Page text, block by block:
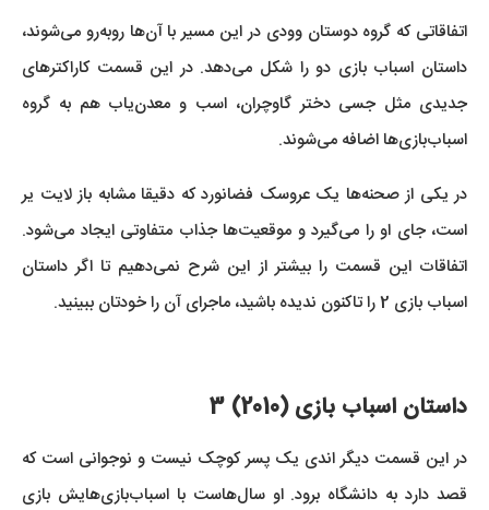
اتفاقاتی که گروه دوستان وودی در این مسیر با آن‌ها روبه‌رو می‌شوند،
داستان اسباب بازی دو را شکل می‌دهد. در این قسمت کاراکترهای
جدیدی مثل جسی دختر گاوچران، اسب و معدن‌یاب هم به گروه
اسباب‌بازی‌ها اضافه می‌شوند.
در یکی از صحنه‌ها یک عروسک فضانورد که دقیقا مشابه باز لایت یر
است، جای او را می‌گیرد و موقعیت‌ها جذاب متفاوتی ایجاد می‌شود.
اتفاقات این قسمت را بیشتر از این شرح نمی‌دهیم تا اگر داستان
اسباب بازی 2 را تاکنون ندیده باشید، ماجرای آن را خودتان ببینید.
داستان اسباب بازی (2010) 3
در این قسمت دیگر اندی یک پسر کوچک نیست و نوجوانی است که
قصد دارد به دانشگاه برود. او سال‌هاست با اسباب‌بازی‌هایش بازی